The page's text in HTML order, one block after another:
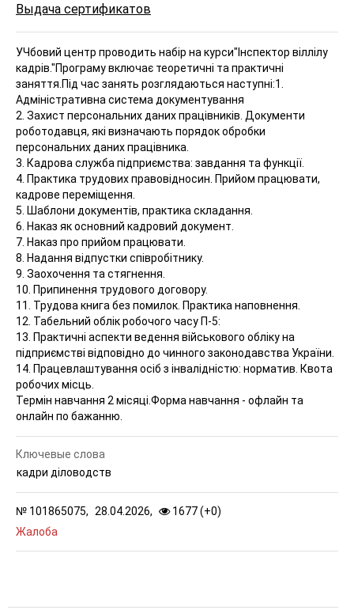
Выдача сертификатов
УЧбовий центр проводить набір на курси"Інспектор віллілу
кадрів."Програму включає теоретичні та практичні
заняття.Під час занять розглядаються наступні:1.
Адміністративна система документування
2. Захист персональних даних працівників. Документи
роботодавця, які визначають порядок обробки
персональних даних працівника.
3. Кадрова служба підприємства: завдання та функції.
4. Практика трудових правовідносин. Прийом працювати,
кадрове переміщення.
5. Шаблони документів, практика складання.
6. Наказ як основний кадровий документ.
7. Наказ про прийом працювати.
8. Надання відпустки співробітнику.
9. Заохочення та стягнення.
10. Припинення трудового договору.
11. Трудова книга без помилок. Практика наповнення.
12. Табельний облік робочого часу П-5:
13. Практичні аспекти ведення військового обліку на
підприємстві відповідно до чинного законодавства України.
14. Працевлаштування осіб з інвалідністю: норматив. Квота
робочих місць.
Термін навчання 2 місяці.Форма навчання - офлайн та
онлайн по бажанню.
№ 101865075, 28.04.2026, 1677 (+0)
Жалоба
Ключевые слова
кадри діловодств